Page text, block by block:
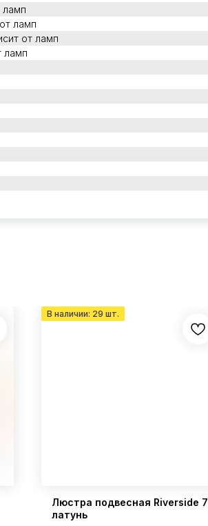
ламп
ламп
от ламп
ламп
Люстра подвесная Riverside 7
латунь